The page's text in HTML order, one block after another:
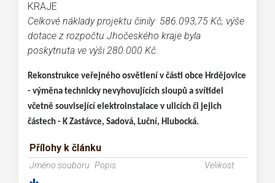
KRAJE
Celkové náklady projektu činily 586.093,75 Kč, výše
dotace z rozpočtu Jhočeského kraje byla
poskytnuta ve výši 280.000 Kč.
Rekonstrukce veřejného osvětlení v části obce Hrdějovice
- výměna technicky nevyhovujících sloupů a svítidel
včetně související elektroinstalace v ulicích či jejich
částech - K Zastávce, Sadová, Luční, Hlubocká.
Přílohy k článku
Jméno souboru Popis Velikost